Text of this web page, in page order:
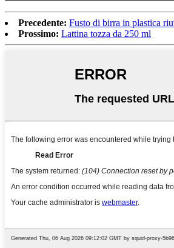
Precedente: Fusto di birra in plastica
Prossimo: Lattina tozza da 250 ml